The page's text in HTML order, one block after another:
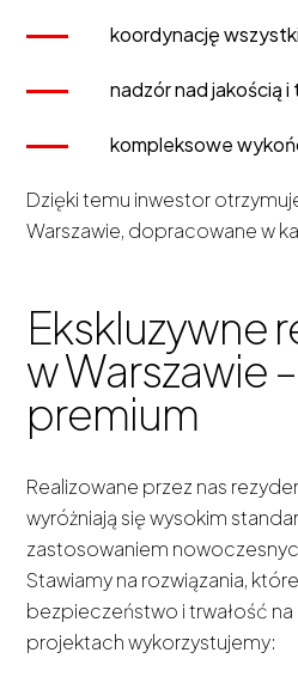
koordynację
nadzór nad jakością
kompleksowe
Dzięki temu inwestor
Warszawie, dopracowane w
Ekskluzywne
w Warszawie
premium
Realizowane przez nas
wyróżniają się wysokim
zastosowaniem
Stawiamy na rozwiązania,
bezpieczeństwo i trwałość na
projektach wykorzystujemy: